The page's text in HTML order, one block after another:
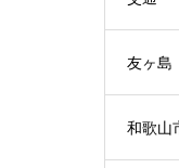
友ヶ島
和歌山